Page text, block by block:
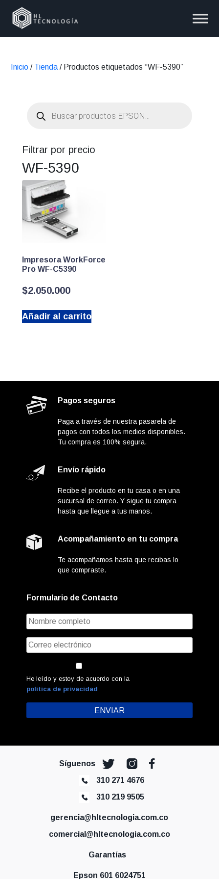
Inicio / Tienda / Productos etiquetados “WF-5390”
productos
Filtrar por precio
WF-5390
Impresora WorkForce
Pro WF-C5390
$2.050.000
Añadir al carrito
Pagos seguros
Paga a través de nuestra pasarela de
pagos con todos los medios disponibles.
Tu compra es 100% segura.
Envío rápido
Recibe el producto en tu casa o en una
sucursal de correo. Y sigue tu compra
hasta que llegue a tus manos.
Acompañamiento en tu compra
Te acompañamos hasta que recibas lo
que compraste.
Formulario de Contacto
He leído y estoy de acuerdo con la
política de privacidad
Síguenos
310 271 4676
310 219 9505
gerencia@hltecnologia.com.co
comercial@hltecnologia.com.co
Garantías
Epson 601 6024751